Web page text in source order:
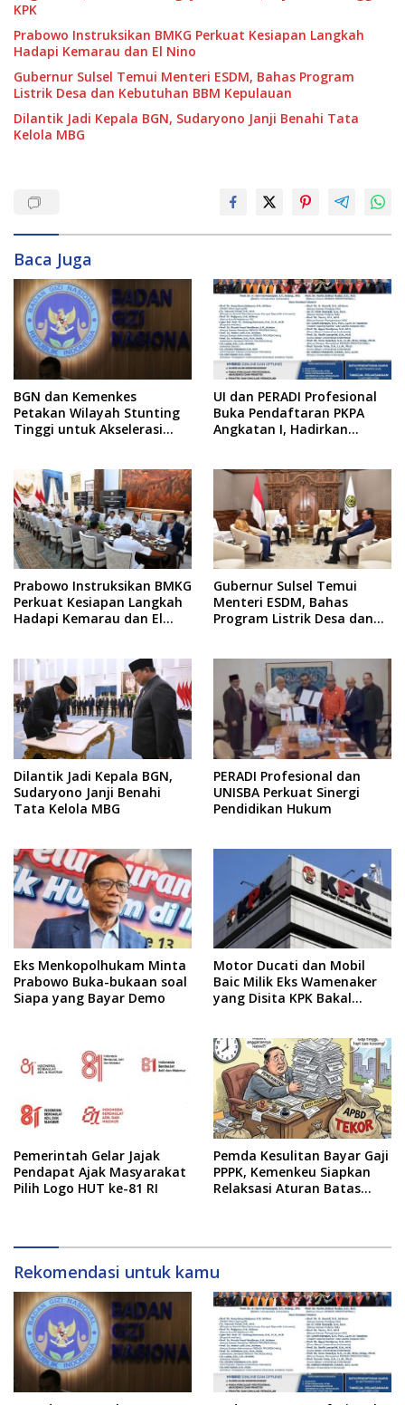
KPK
Prabowo Instruksikan BMKG Perkuat Kesiapan Langkah
Hadapi Kemarau dan El Nino
Gubernur Sulsel Temui Menteri ESDM, Bahas Program
Listrik Desa dan Kebutuhan BBM Kepulauan
Dilantik Jadi Kepala BGN, Sudaryono Janji Benahi Tata
Kelola MBG
Baca Juga
BGN dan Kemenkes
Petakan Wilayah Stunting
Tinggi untuk Akselerasi
UI dan PERADI Profesional
Buka Pendaftaran PKPA
Angkatan I, Hadirkan
Prabowo Instruksikan BMKG
Perkuat Kesiapan Langkah
Hadapi Kemarau dan El
Gubernur Sulsel Temui
Menteri ESDM, Bahas
Program Listrik Desa dan
Dilantik Jadi Kepala BGN,
Sudaryono Janji Benahi
Tata Kelola MBG
PERADI Profesional dan
UNISBA Perkuat Sinergi
Pendidikan Hukum
Eks Menkopolhukam Minta
Prabowo Buka-bukaan soal
Siapa yang Bayar Demo
Motor Ducati dan Mobil
Baic Milik Eks Wamenaker
yang Disita KPK Bakal
Pemerintah Gelar Jajak
Pendapat Ajak Masyarakat
Pilih Logo HUT ke-81 RI
Pemda Kesulitan Bayar Gaji
PPPK, Kemenkeu Siapkan
Relaksasi Aturan Batas
Rekomendasi untuk kamu